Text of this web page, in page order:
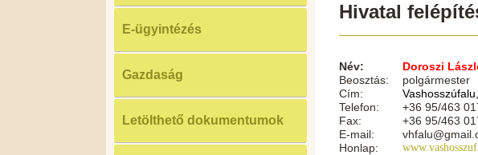
E-ügyintézés
Gazdaság
Letölthető dokumentumok
Hivatal
Név:
Doroszi
Beosztás:
polgármester
Cím:
Telefon:
+36 95/463
Fax:
+36 95/463
E-mail:
Honlap: